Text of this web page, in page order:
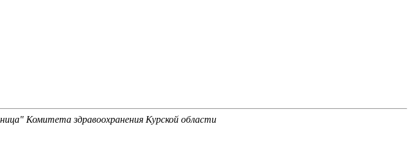
Комитета здравоохранения Курской области